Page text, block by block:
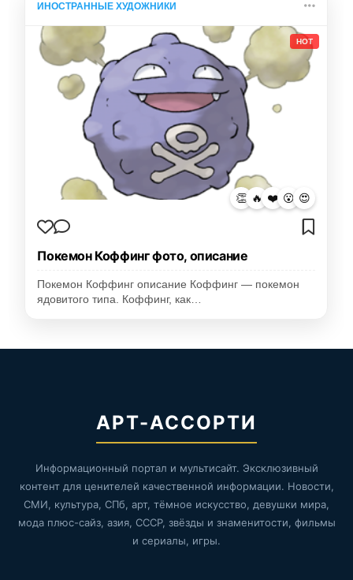
ИНОСТРАННЫЕ ХУДОЖНИКИ
HOT
👏 🔥 ❤️ 😮 😍
Покемон Коффинг фото, описание
Покемон Коффинг описание Коффинг — покемон
ядовитого типа. Коффинг, как…
АРТ-АССОРТИ
Информационный портал и мультисайт. Эксклюзивный
контент для ценителей качественной информации. Новости,
СМИ, культура, СПб, арт, тёмное искусство, девушки мира,
мода плюс-сайз, азия, СССР, звёзды и знаменитости, фильмы
и сериалы, игры.